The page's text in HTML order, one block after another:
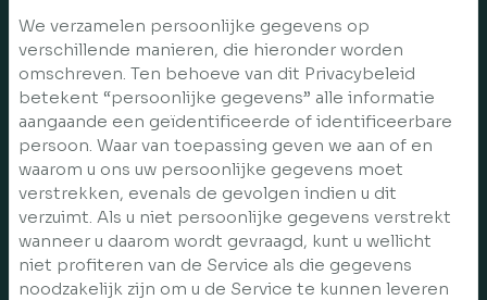
We verzamelen persoonlijke gegevens op
verschillende manieren, die hieronder worden
omschreven. Ten behoeve van dit Privacybeleid
betekent “persoonlijke gegevens” alle informatie
aangaande een geïdentificeerde of identificeerbare
persoon. Waar van toepassing geven we aan of en
waarom u ons uw persoonlijke gegevens moet
verstrekken, evenals de gevolgen indien u dit
verzuimt. Als u niet persoonlijke gegevens verstrekt
wanneer u daarom wordt gevraagd, kunt u wellicht
niet profiteren van de Service als die gegevens
noodzakelijk zijn om u de Service te kunnen leveren